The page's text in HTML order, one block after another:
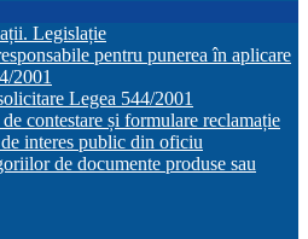
Legislație
pentru punerea în aplicare
2001
Legea 544/2001
contestare și formulare reclamație
interes public din oficiu
de documente produse sau